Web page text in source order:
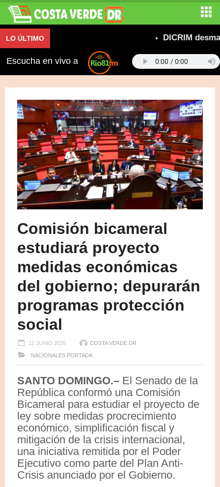
LO ÚLTIMO DICRIM
Escucha en vivo a
Comisión bicameral
estudiará proyecto
medidas económicas
del gobierno; depurarán
programas protección
social
12 JUNIO 2026 COSTA VERDE DR
NACIONALES PORTADA
SANTO DOMINGO.– El Senado de la
República conformó una Comisión
Bicameral para estudiar el proyecto de
ley sobre medidas procrecimiento
económico, simplificación fiscal y
mitigación de la crisis internacional,
una iniciativa remitida por el Poder
Ejecutivo como parte del Plan Anti-
Crisis anunciado por el Gobierno.